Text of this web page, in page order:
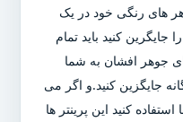
های رنگی خود در یک
جایگرین کنید باید تمام
جوهر افشان به شما
جایگزین کنید.و اگر می
کنید این پرینتر ها